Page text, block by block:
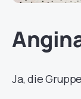
Ja, die